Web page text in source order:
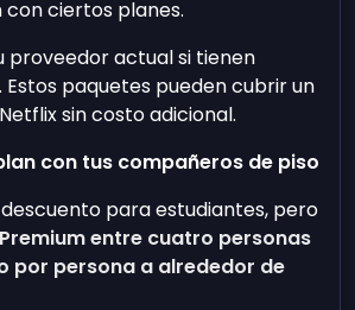
con ciertos planes.
proveedor actual si tienen
paquetes pueden cubrir un
sin costo adicional.
con tus compañeros de piso
para estudiantes, pero
entre cuatro personas
por persona a alrededor de